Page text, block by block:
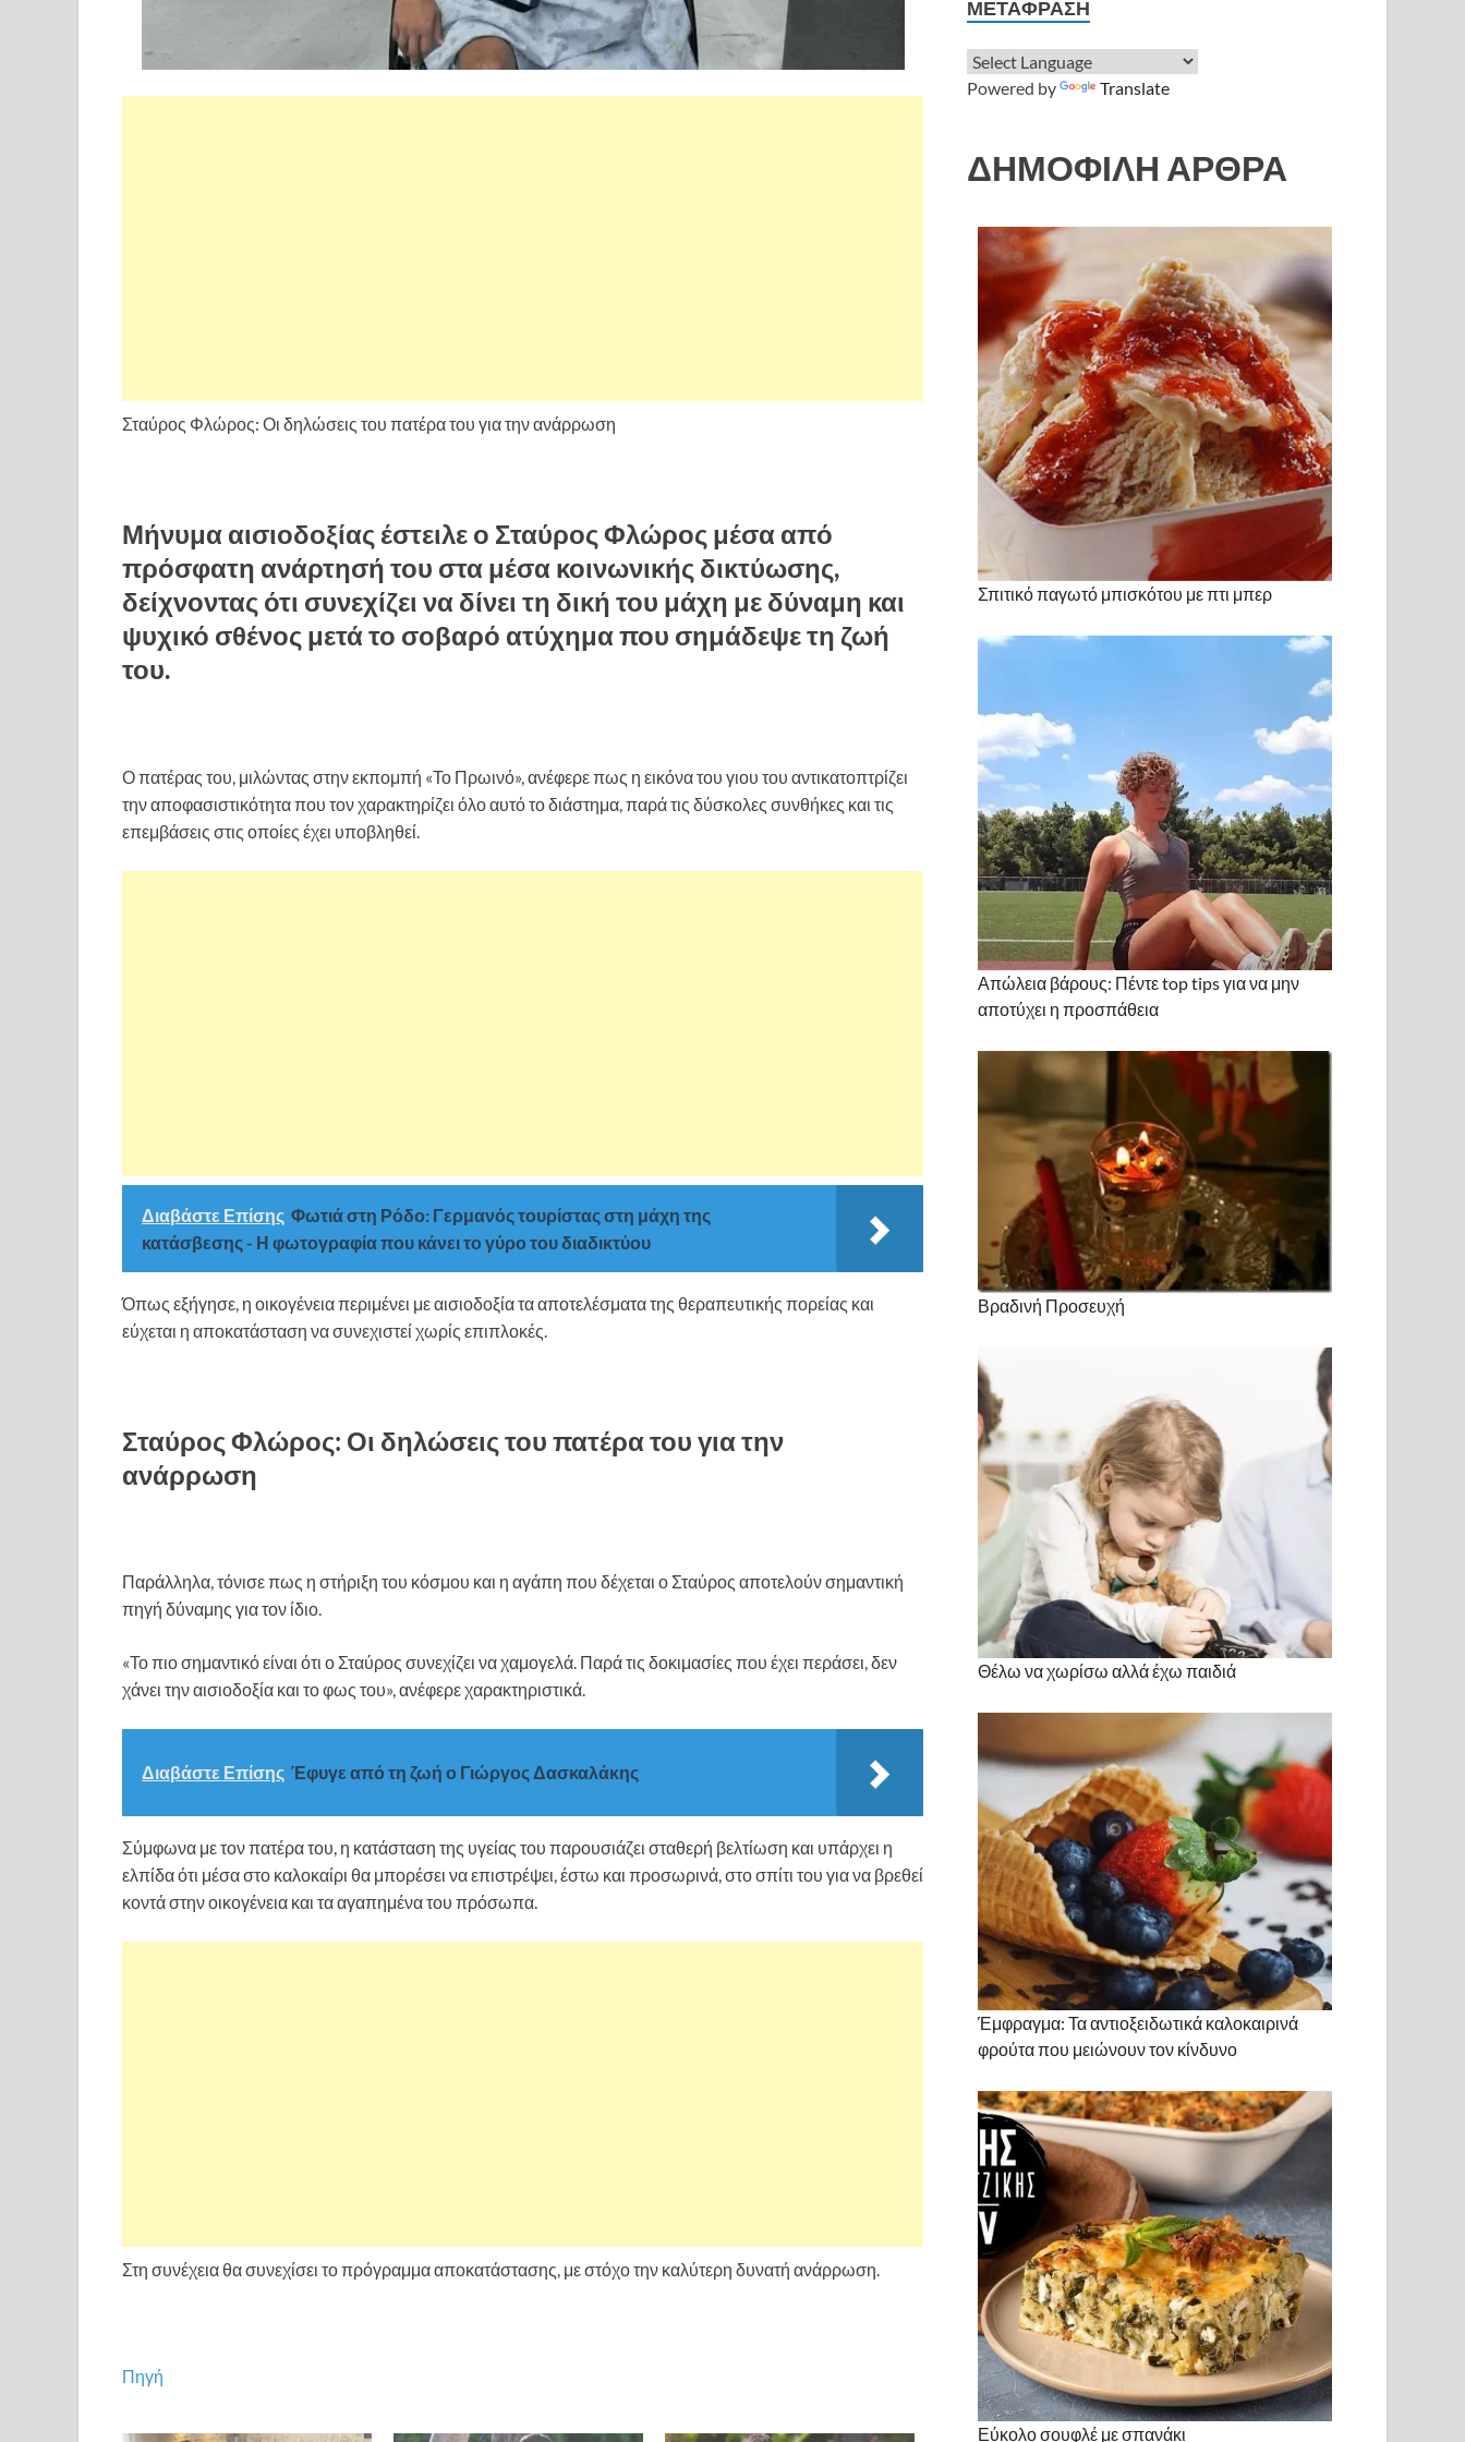
Σταύρος Φλώρος: Οι δηλώσεις του πατέρα του για την ανάρρωση
Μήνυμα αισιοδοξίας έστειλε ο Σταύρος Φλώρος μέσα από
πρόσφατη ανάρτησή του στα μέσα κοινωνικής δικτύωσης,
δείχνοντας ότι συνεχίζει να δίνει τη δική του μάχη με δύναμη και
ψυχικό σθένος μετά το σοβαρό ατύχημα που σημάδεψε τη ζωή
του.
Ο πατέρας του, μιλώντας στην εκπομπή «Το Πρωινό», ανέφερε πως η εικόνα του γιου του αντικατοπτρίζει
την αποφασιστικότητα που τον χαρακτηρίζει όλο αυτό το διάστημα, παρά τις δύσκολες συνθήκες και τις
επεμβάσεις στις οποίες έχει υποβληθεί.
Διαβάστε Επίσης Φωτιά στη Ρόδο: Γερμανός τουρίστας στη μάχη της
κατάσβεσης - Η φωτογραφία που κάνει το γύρο του διαδικτύου
Όπως εξήγησε, η οικογένεια περιμένει με αισιοδοξία τα αποτελέσματα της θεραπευτικής πορείας και
εύχεται η αποκατάσταση να συνεχιστεί χωρίς επιπλοκές.
Σταύρος Φλώρος: Οι δηλώσεις του πατέρα του για την
ανάρρωση
Παράλληλα, τόνισε πως η στήριξη του κόσμου και η αγάπη που δέχεται ο Σταύρος αποτελούν σημαντική
πηγή δύναμης για τον ίδιο.
«Το πιο σημαντικό είναι ότι ο Σταύρος συνεχίζει να χαμογελά. Παρά τις δοκιμασίες που έχει περάσει, δεν
χάνει την αισιοδοξία και το φως του», ανέφερε χαρακτηριστικά.
Διαβάστε Επίσης Έφυγε από τη ζωή ο Γιώργος Δασκαλάκης
Σύμφωνα με τον πατέρα του, η κατάσταση της υγείας του παρουσιάζει σταθερή βελτίωση και υπάρχει η
ελπίδα ότι μέσα στο καλοκαίρι θα μπορέσει να επιστρέψει, έστω και προσωρινά, στο σπίτι του για να βρεθεί
κοντά στην οικογένεια και τα αγαπημένα του πρόσωπα.
Στη συνέχεια θα συνεχίσει το πρόγραμμα αποκατάστασης, με στόχο την καλύτερη δυνατή ανάρρωση.
Πηγή
ΜΕΤΆΦΡΑΣΗ
Powered by Translate
ΔΗΜΟΦΙΛΗ ΑΡΘΡΑ
Σπιτικό παγωτό μπισκότου με πτι μπερ
Απώλεια βάρους: Πέντε top tips για να μην
αποτύχει η προσπάθεια
Βραδινή Προσευχή
Θέλω να χωρίσω αλλά έχω παιδιά
Έμφραγμα: Τα αντιοξειδωτικά καλοκαιρινά
φρούτα που μειώνουν τον κίνδυνο
Εύκολο σουφλέ με σπανάκι